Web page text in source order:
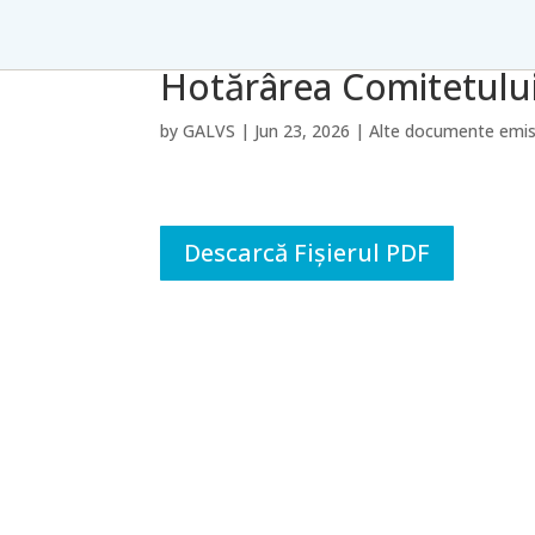
Hotărârea
byGALVS | Jun 23, 2026 |Alte documente
Descarcă Fișierul PDF